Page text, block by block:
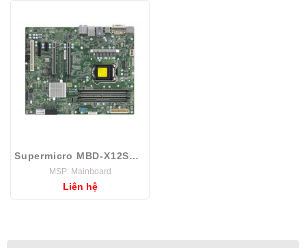
Supermicro MBD-X12SAE-O
MSP: Mainboard
Liên hệ